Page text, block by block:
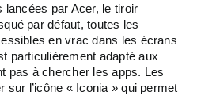
lancées par Acer, le tiroir
par défaut, toutes les
en vrac dans les écrans
particulièrement adapté aux
pas à chercher les apps. Les
sur l’icône « Iconia » qui permet